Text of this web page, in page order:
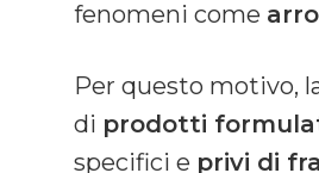
fenomeni come
Per questo motivo,
di prodotti
specifici e privi di